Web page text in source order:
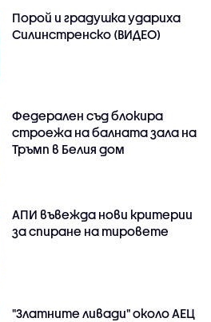
Порой и градушка удариха
Силинстренско (ВИДЕО)
Федерален съд блокира
строежа на балната зала на
Тръмп в Белия дом
АПИ въвежда нови критерии
за спиране на тировете
"Златните ливади" около АЕЦ